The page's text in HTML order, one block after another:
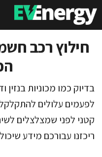
לדלג
לתוכן
חילוץ רכב
בדיוק כמו מכוניות בנזין
לפעמים עלולים להתקלקל
קטני לפני שמצלצלים
ריכזנו עבורכם מידע